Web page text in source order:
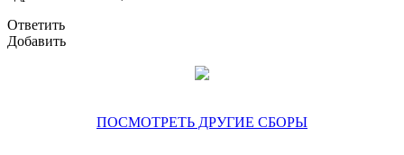
Ответить
Добавить
ПОСМОТРЕТЬ ДРУГИЕ СБОРЫ